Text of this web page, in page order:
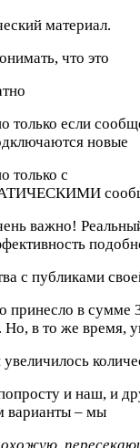
материал.
что это
только если
новые
только с
важно!
с публиками
принесло в сумме
Но, в то же время,
увеличилось
и наш, и
варианты – мы